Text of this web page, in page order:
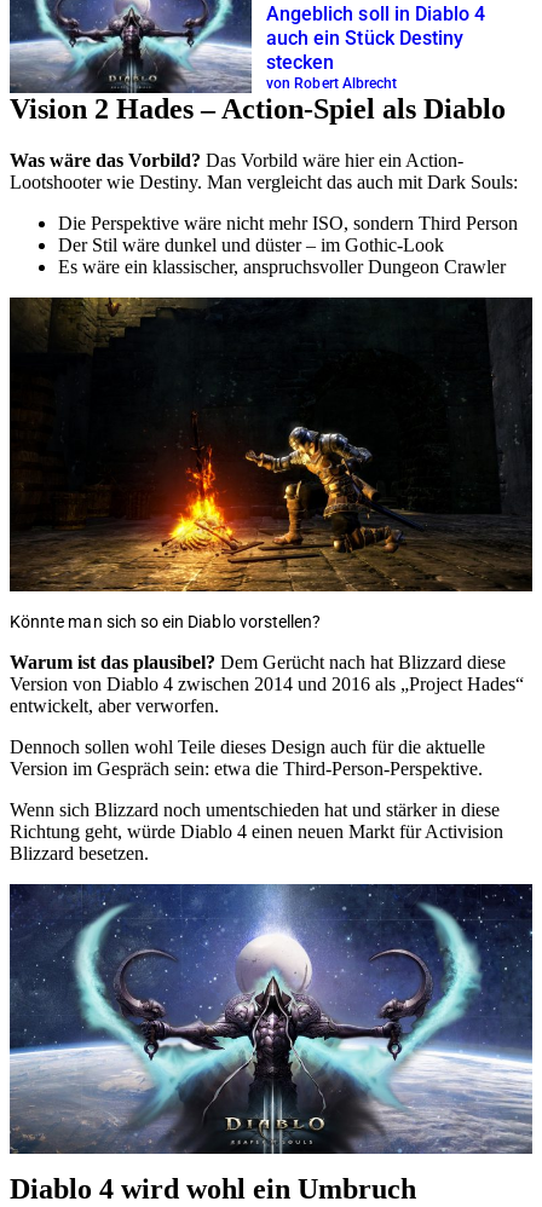
Angeblich soll in Diablo 4
auch ein Stück Destiny
stecken
von Robert Albrecht
Vision 2 Hades – Action-Spiel als Diablo
Was wäre das Vorbild? Das Vorbild wäre hier ein Action-
Lootshooter wie Destiny. Man vergleicht das auch mit Dark Souls:
Die Perspektive wäre nicht mehr ISO, sondern Third Person
Der Stil wäre dunkel und düster – im Gothic-Look
Es wäre ein klassischer, anspruchsvoller Dungeon Crawler
Könnte man sich so ein Diablo vorstellen?
Warum ist das plausibel? Dem Gerücht nach hat Blizzard diese
Version von Diablo 4 zwischen 2014 und 2016 als „Project Hades“
entwickelt, aber verworfen.
Dennoch sollen wohl Teile dieses Design auch für die aktuelle
Version im Gespräch sein: etwa die Third-Person-Perspektive.
Wenn sich Blizzard noch umentschieden hat und stärker in diese
Richtung geht, würde Diablo 4 einen neuen Markt für Activision
Blizzard besetzen.
Diablo 4 wird wohl ein Umbruch